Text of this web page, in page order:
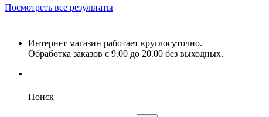
Посмотреть все результаты
Интернет магазин работает круглосуточно.
Обработка заказов с 9.00 до 20.00 без выходных.
Поиск